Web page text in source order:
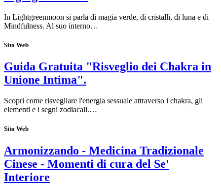
In Lightgreenmoon si parla di magia verde, di cristalli, di luna e di
Mindfulness. Al suo interno…
Sito Web
Guida Gratuita "Risveglio dei Chakra in
Unione Intima".
Scopri come risvegliare l'energia sessuale attraverso i chakra, gli
elementi e i segni zodiacali.…
Sito Web
Armonizzando - Medicina Tradizionale
Cinese - Momenti di cura del Se'
Interiore